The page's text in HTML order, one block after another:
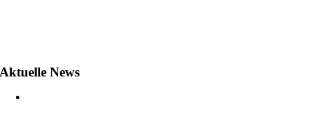
Aktuelle News